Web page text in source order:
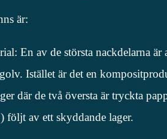
är:
En av de största nackdelarna
Istället är det en
där de två översta är tryckta
följt av ett skyddande lager.